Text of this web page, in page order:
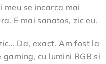
se incarca mai
E mai sanatos, zic eu.
Da, exact. Am fost la
cu lumini RGB si